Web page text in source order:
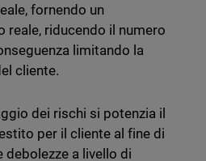
fornendo un
riducendo il numero
limitando la
cliente.
dei rischi si potenzia il
per il cliente al fine di
a livello di